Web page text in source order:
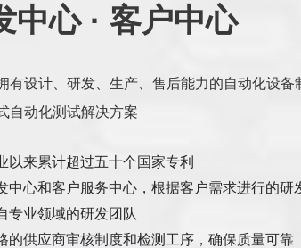
中心 · 客户中心
有设计、研发、生产、售后能力的自动化设备
自动化测试解决方案
以来累计超过五十个国家专利
中心和客户服务中心，根据客户需求进行的研
专业领域的研发团队
的供应商审核制度和检测工序，确保质量可靠